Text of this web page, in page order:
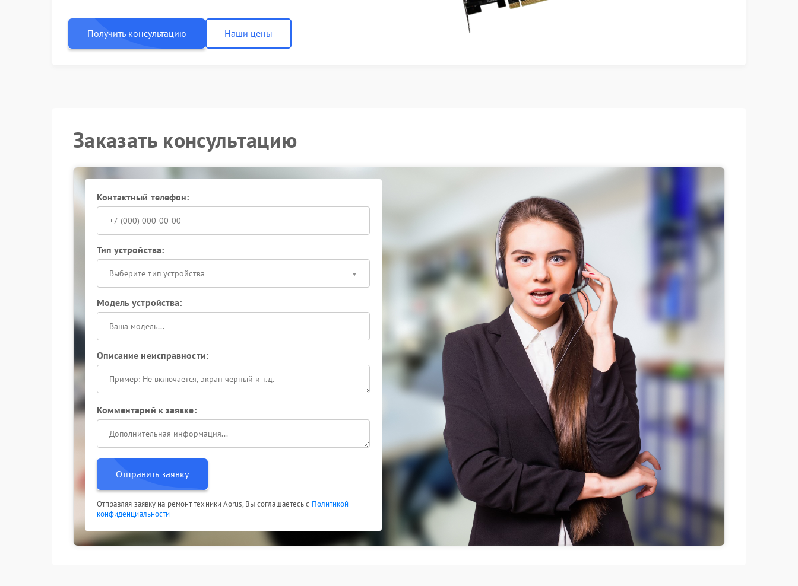
Получить консультацию Наши цены
Заказать консультацию
Контактный телефон:
Тип устройства:
Выберите тип устройства
Модель устройства:
Описание неисправности:
Комментарий к заявке:
Отправить заявку
Отправляя заявку на ремонт техники Aorus, Вы соглашаетесь с Политикой
конфиденциальности